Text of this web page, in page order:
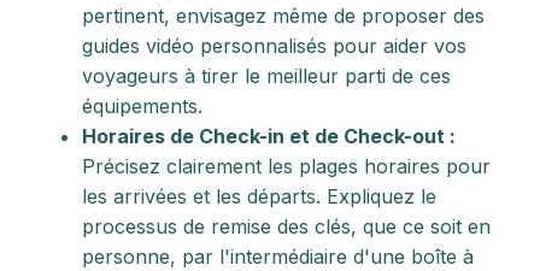
pertinent, envisagez même de proposer des
guides vidéo personnalisés pour aider vos
voyageurs à tirer le meilleur parti de ces
équipements.
Horaires de Check-in et de Check-out :
Précisez clairement les plages horaires pour
les arrivées et les départs. Expliquez le
processus de remise des clés, que ce soit en
personne, par l'intermédiaire d'une boîte à